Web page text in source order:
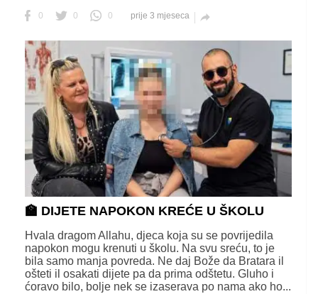
0 0 0 prije 3 mjeseca 
🏫 DIJETE NAPOKON KREĆE U ŠKOLU
Hvala dragom Allahu, djeca koja su se povrijedila
napokon mogu krenuti u školu. Na svu sreću, to je
bila samo manja povreda. Ne daj Bože da Bratara il
ošteti il osakati dijete pa da prima odštetu. Gluho i
ćoravo bilo, bolje nek se izaserava po nama ako ho...